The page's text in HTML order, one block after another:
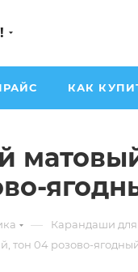
КАК
— Карандаши для
тон 04 розово-